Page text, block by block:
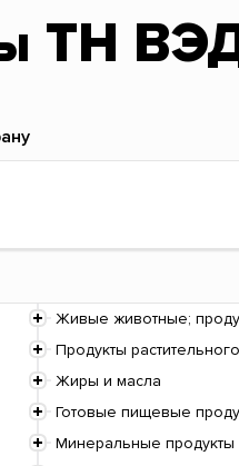
ТН
Живые животные;
Продукты
Жиры и масла
Готовые пищевые
Минеральные продукты